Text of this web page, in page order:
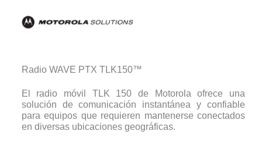
Radio WAVE PTX TLK150™
El radio móvil TLK 150 de Motorola ofrece una
solución de comunicación instantánea y confiable
para equipos que requieren mantenerse conectados
en diversas ubicaciones geográficas.